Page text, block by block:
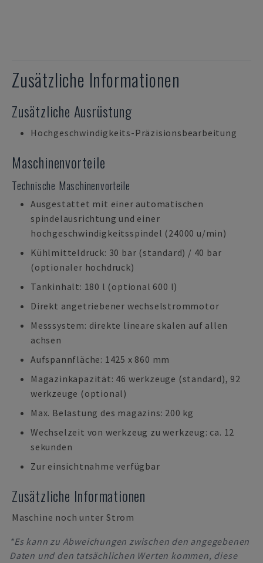
Zusätzliche Informationen
Zusätzliche Ausrüstung
Hochgeschwindigkeits-Präzisionsbearbeitung
Maschinenvorteile
Technische Maschinenvorteile
Ausgestattet mit einer automatischen
spindelausrichtung und einer
hochgeschwindigkeitsspindel (24000 u/min)
Kühlmitteldruck: 30 bar (standard) / 40 bar
(optionaler hochdruck)
Tankinhalt: 180 l (optional 600 l)
Direkt angetriebener wechselstrommotor
Messsystem: direkte lineare skalen auf allen
achsen
Aufspannfläche: 1425 x 860 mm
Magazinkapazität: 46 werkzeuge (standard), 92
werkzeuge (optional)
Max. Belastung des magazins: 200 kg
Wechselzeit von werkzeug zu werkzeug: ca. 12
sekunden
Zur einsichtnahme verfügbar
Zusätzliche Informationen
Maschine noch unter Strom
*Es kann zu Abweichungen zwischen den angegebenen
Daten und den tatsächlichen Werten kommen, diese